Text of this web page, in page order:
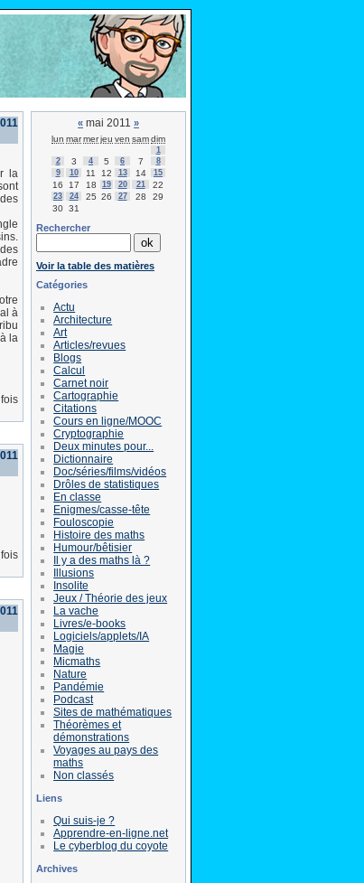
la
à
la
« mai 2011 »
lun marmerjeu ven samdim
1
2
3 4 5 6 7
8
9
10 11 12 13 14 15
16 17 18 19 20 21 22
23 24 25 26 27 28
29
30 31
Rechercher
Voir la table des matières
Catégories
Actu
Architecture
Art
Articles/revues
Blogs
Calcul
Carnet noir
Cartographie
Citations
Cours en ligne/MOOC
Cryptographie
Deux minutes pour...
Dictionnaire
Doc/séries/films/vidéos
Drôles de statistiques
En classe
Enigmes/casse-tête
Fouloscopie
Histoire des maths
Humour/bêtisier
Il y a des maths là ?
Illusions
Insolite
Jeux / Théorie des jeux
La vache
Livres/e-books
Logiciels/applets/IA
Magie
Micmaths
Nature
Pandémie
Podcast
Sites de mathématiques
Théorèmes et
démonstrations
Voyages au pays des
maths
Non classés
Liens
Qui suis-je ?
Apprendre-en-ligne.net
Le cyberblog du coyote
Archives